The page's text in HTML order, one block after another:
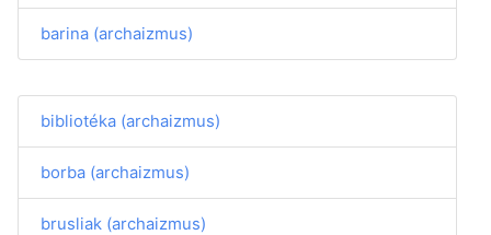
barina (archaizmus)
bibliotéka (archaizmus)
borba (archaizmus)
brusliak (archaizmus)